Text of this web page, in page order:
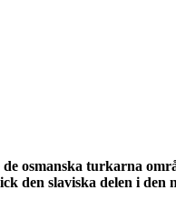
osmanska turkarna
den slaviska delen i den